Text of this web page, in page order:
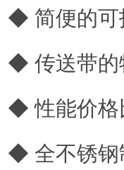
◆ 简便的可
◆ 传送带的
◆ 性能价格
◆ 全不锈钢